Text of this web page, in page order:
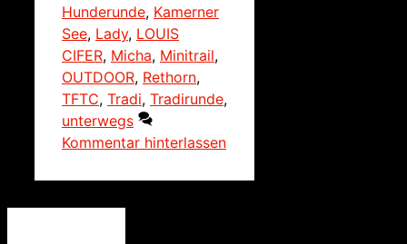
Hunderunde, Kamerner
See, Lady, LOUIS
CIFER, Micha, Minitrail,
OUTDOOR, Rethorn,
TFTC, Tradi, Tradirunde,
unterwegs
Kommentar hinterlassen